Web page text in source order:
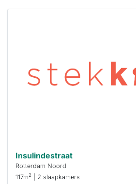
binnen 15
minuten
reageren.
Stekkies helpt
Insulindestraat
Rotterdam Noord
117m2 | 2 slaapkamers